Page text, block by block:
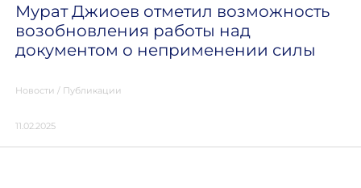
Мурат Джиоев отметил возможность
возобновления работы над
документом о неприменении силы
Новости / Публикации
11.02.2025